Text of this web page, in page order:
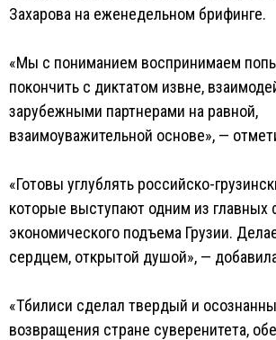
Захарова на еженедельном брифинге.
«Мы с пониманием воспринимаем
покончить с диктатом извне,
зарубежными партнерами на равной,
взаимоуважительной основе», —
«Готовы углублять российско-
которые выступают одним из главных
экономического подъема Грузии.
сердцем, открытой душой», —
«Тбилиси сделал твердый и
возвращения стране суверенитета,